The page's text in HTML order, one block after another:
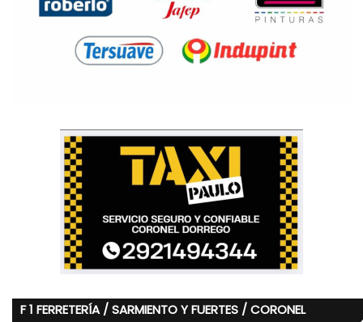
F 1 FERRETERÍA / SARMIENTO Y FUERTES / CORONEL